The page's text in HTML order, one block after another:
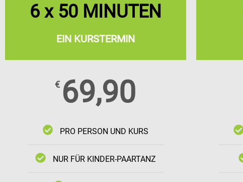
6 x 50 MINUTEN
EIN KURSTERMIN
€ 69,90
PRO PERSON UND KURS
NUR FÜR KINDER-PAARTANZ